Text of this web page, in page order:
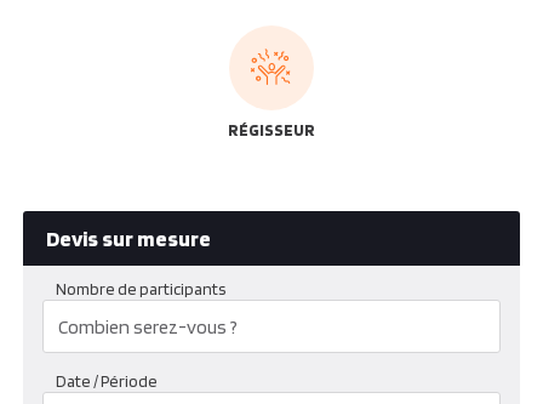
RÉGISSEUR
Devis sur mesure
Nombre de participants
Date / Période